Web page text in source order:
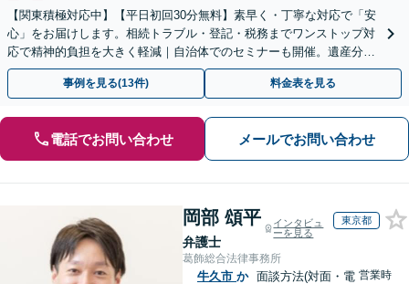
【関東積極対応中】【平日初回30分無料】素早く・丁寧な対応で「安
心」をお届けします。相続トラブル・登記・税務までワンストップ対
応で精神的負担を大きく軽減｜自治体でのセミナーも開催。遺産分
割・放棄などまずはお気軽にご相談ください【通知税理士】
事例を見る(13件) 料金表を見る
電話でお問い合わせ メールでお問い合わせ
岡部 頌平
弁護士
インタビュ
ーを見る
東京都
葛飾総合法律事務所
牛久市 か 面談方法(対面・電 営業時